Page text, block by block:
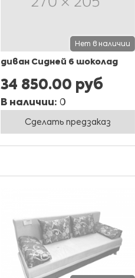
Нет в наличии
диван Сидней 6 шоколад
34 850.00 руб
В наличии: 0
Сделать предзаказ